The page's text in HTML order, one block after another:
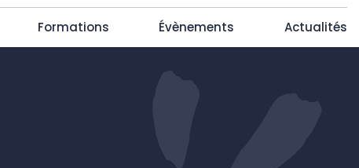
Formations Évènements Actualités